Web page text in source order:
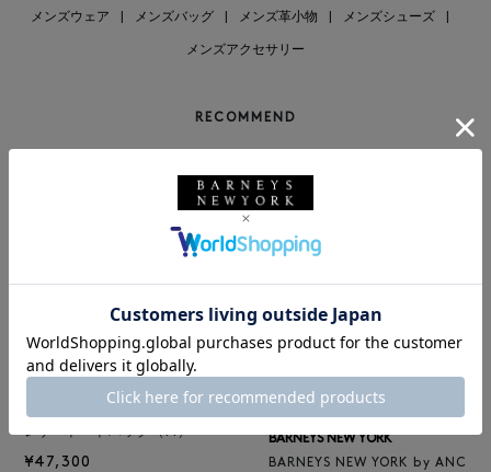
メンズウェア メンズバッグ メンズ革小物 メンズシューズ
メンズアクセサリー
RECOMMEND
レザートートバッグ（M）
¥47,300
BARNEYS NEW YORK
BARNEYS NEW YORK by ANC